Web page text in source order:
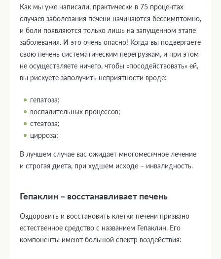
Как мы уже написали, практически в 75 процентах
случаев заболевания печени начинаются бессимптомно,
и боли появляются только лишь на запущенном этапе
заболевания. И это очень опасно! Когда вы подвергаете
свою печень систематическим перегрузкам, и при этом
не осуществляете ничего, чтобы «посодействовать» ей,
вы рискуете заполучить неприятности вроде:
гепатоза;
воспалительных процессов;
стеатоза;
цирроза;
В лучшем случае вас ожидает многомесячное лечение
и строгая диета, при худшем исходе – инвалидность.
Гепаклин – восстанавливает печень
Оздоровить и восстановить клетки печени призвано
естественное средство с названием Гепаклин. Его
компоненты имеют большой спектр воздействия: